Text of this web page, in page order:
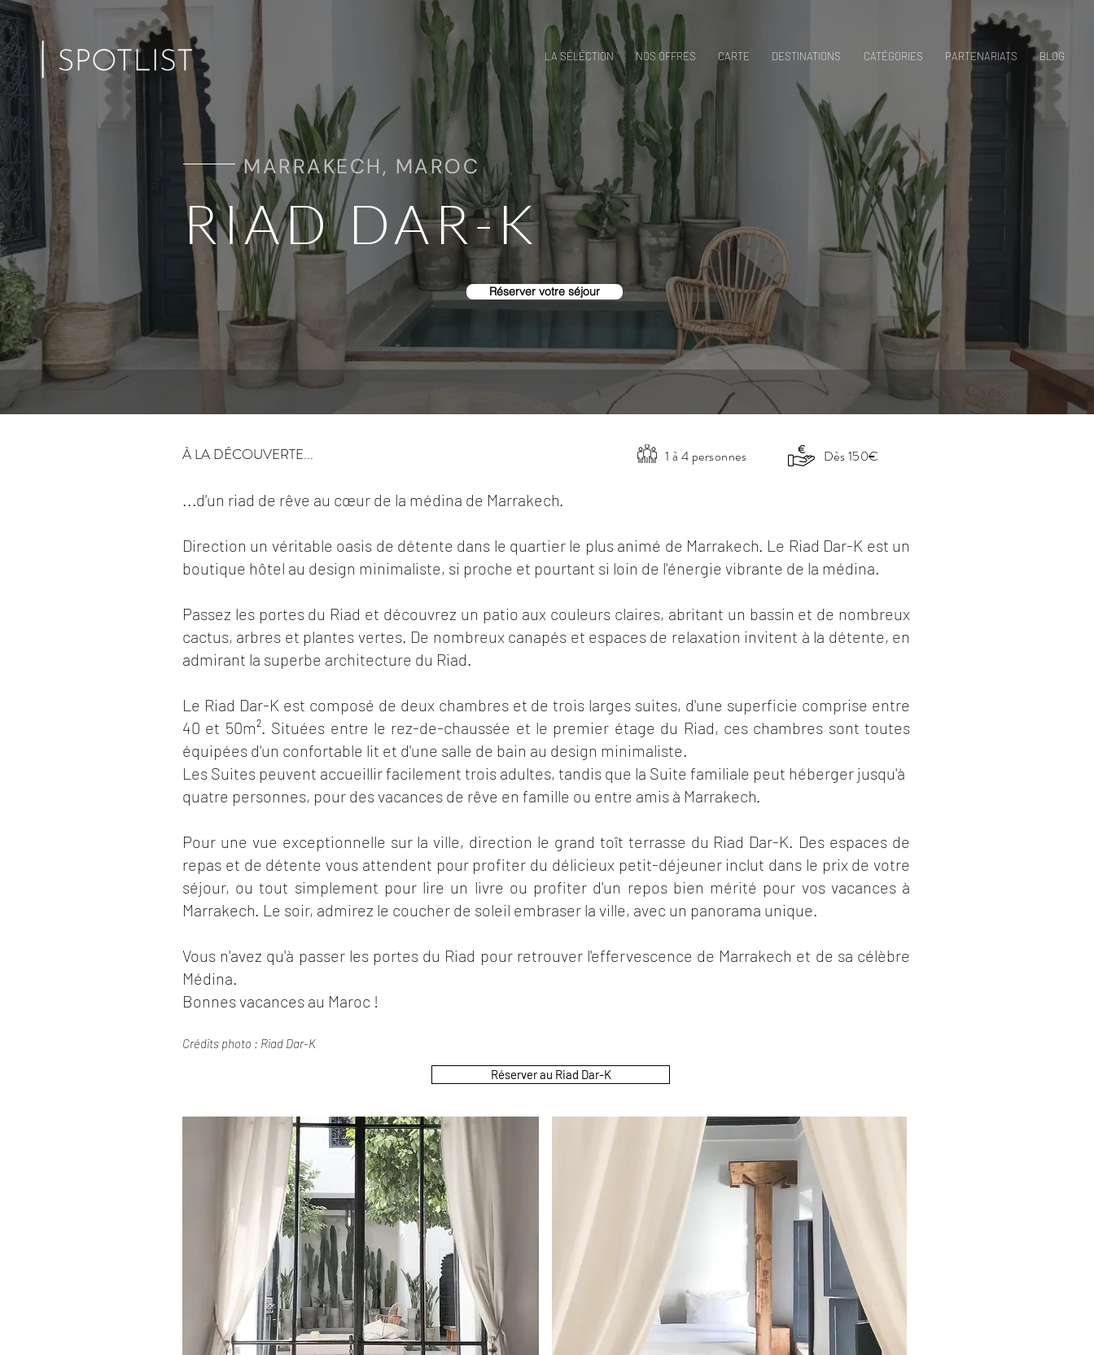
LA SÉLÉCTION NOS OFFRES CARTE DESTINATIONS CATÉGORIES PARTENARIATS BLOG
MARRAKECH, MAROC
RIAD DAR-K
Réserver votre séjour
À LA DÉCOUVERTE... 1 à 4 personnes Dès 150€
...d'un riad de rêve au cœur de la médina de Marrakech.
Direction un véritable oasis de détente dans le quartier le plus animé de Marrakech. Le Riad Dar-K est un
boutique hôtel au design minimaliste, si proche et pourtant si loin de l'énergie vibrante de la médina.
Passez les portes du Riad et découvrez un patio aux couleurs claires, abritant un bassin et de nombreux
cactus, arbres et plantes vertes. De nombreux canapés et espaces de relaxation invitent à la détente, en
admirant la superbe architecture du Riad.
Le Riad Dar-K est composé de deux chambres et de trois larges suites, d'une superficie comprise entre
40 et 50m². Situées entre le rez-de-chaussée et le premier étage du Riad, ces chambres sont toutes
équipées d'un confortable lit et d'une salle de bain au design minimaliste.
Les Suites peuvent accueillir facilement trois adultes, tandis que la Suite familiale peut héberger jusqu'à
quatre personnes, pour des vacances de rêve en famille ou entre amis à Marrakech.
Pour une vue exceptionnelle sur la ville, direction le grand toît terrasse du Riad Dar-K. Des espaces de
repas et de détente vous attendent pour profiter du délicieux petit-déjeuner inclut dans le prix de votre
séjour, ou tout simplement pour lire un livre ou profiter d'un repos bien mérité pour vos vacances à
Marrakech. Le soir, admirez le coucher de soleil embraser la ville, avec un panorama unique.
Vous n'avez qu'à passer les portes du Riad pour retrouver l'effervescence de Marrakech et de sa célèbre
Médina.
Bonnes vacances au Maroc !
Crédits photo : Riad Dar-K
Réserver au Riad Dar-K